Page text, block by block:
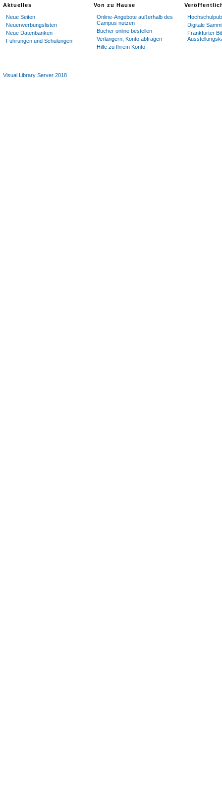
Aktuelles
Neue Seiten
Neuerwerbungslisten
Neue Datenbanken
Führungen und Schulungen
Von zu Hause
Online-Angebote außerhalb des
Campus nutzen
Bücher online bestellen
Verlängern, Konto abfragen
Hilfe zu Ihrem Konto
Digitale
Frankfurter
Visual Library Server 2018